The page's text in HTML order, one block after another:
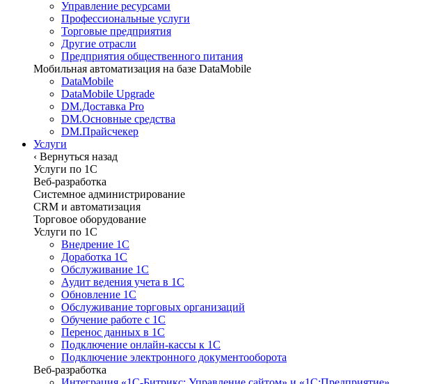
Управление ресурсами
Профессиональные услуги
Торговые предприятия
Другие отрасли
Предприятия общественного питания
Мобильная автоматизация на базе DataMobile
DataMobile
DataMobile Upgrade
DM.Доставка Pro
DM.Основные средства
DM.Прайсчекер
Услуги
‹ Вернуться назад
Услуги по 1С
Веб-разработка
Системное администрирование
CRM и автоматизация
Торговое оборудование
Услуги по 1С
Внедрение 1С
Доработка 1С
Обслуживание 1С
Аудит ведения учета в 1С
Обновление 1С
Обслуживание торговых организаций
Обучение работе с 1С
Перенос данных в 1С
Подключение онлайн-кассы к 1С
Подключение электронного документооборота
Веб-разработка